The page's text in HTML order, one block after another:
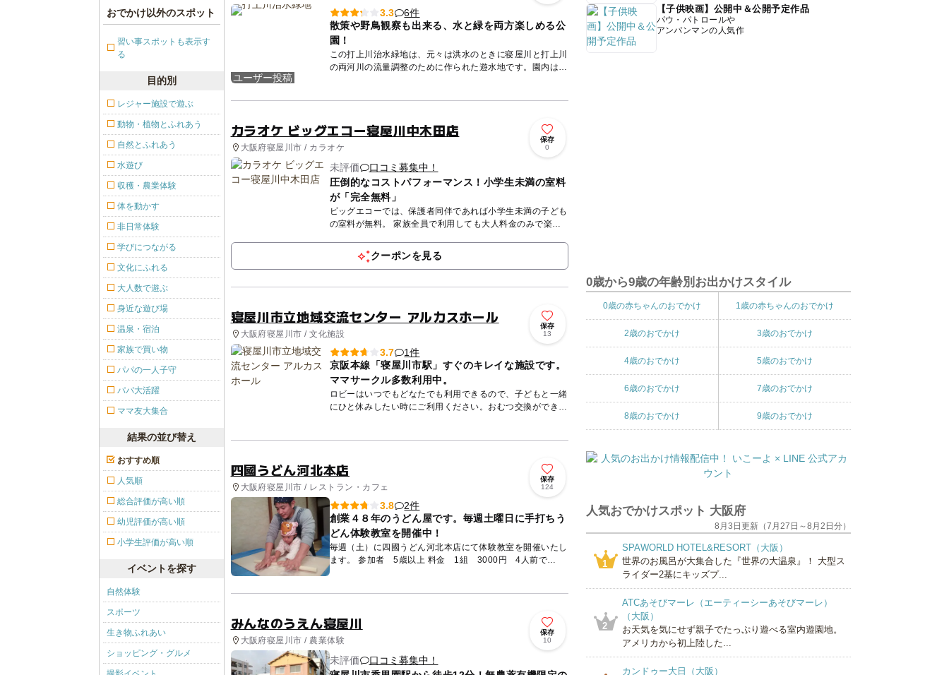
ユーザー投稿
3.3
6件
散策や野鳥観察も出来る、水と緑を両方楽しめる公
園！
この打上川治水緑地は、元々は洪水のときに寝屋川と打上川
の両河川の流量調整のために作られた遊水地です。園内は水
カラオケ ビッグエコー寝屋川中木田店
大阪府寝屋川市 / カラオケ
保存
0
未評価
口コミ募集中！
圧倒的なコストパフォーマンス！小学生未満の室料
が「完全無料」
ビッグエコーでは、保護者同伴であれば小学生未満の子ども
の室料が無料。 家族全員で利用しても大人料金のみで楽し
店舗によ...
クーポンを見る
寝屋川市立地域交流センター アルカスホール
大阪府寝屋川市 / 文化施設
保存
13
3.7
1件
京阪本線「寝屋川市駅」すぐのキレイな施設です。
ママサークル多数利用中。
ロビーはいつでもどなたでも利用できるので、子どもと一緒
にひと休みしたい時にご利用ください。おむつ交換ができる
四國うどん河北本店
大阪府寝屋川市 / レストラン・カフェ
保存
124
3.8
2件
創業４８年のうどん屋です。毎週土曜日に手打ちう
どん体験教室を開催中！
毎週（土）に四國うどん河北本店にて体験教室を開催いたし
ます。 参加者 5歳以上 料金 1組 3000円 4人前で
みんなのうえん寝屋川
大阪府寝屋川市 / 農業体験
保存
10
未評価
口コミ募集中！
おでかけ以外のスポット
習い事スポットも表示す
る
目的別
レジャー施設で遊ぶ
動物・植物とふれあう
自然とふれあう
水遊び
収穫・農業体験
体を動かす
非日常体験
学びにつながる
文化にふれる
大人数で遊ぶ
身近な遊び場
温泉・宿泊
家族で買い物
パパの一人子守
パパ大活躍
ママ友大集合
結果の並び替え
おすすめ順
人気順
総合評価が高い順
幼児評価が高い順
小学生評価が高い順
イベントを探す
自然体験
スポーツ
生き物ふれあい
ショッピング・グルメ
【子供映画】公開中＆公開予定作品
パウ・パトロールや
アンパンマンの人気作
0歳から9歳の年齢別お出かけスタイル
0歳の赤ちゃんのおでかけ 1歳の赤ちゃんのおでかけ
2歳のおでかけ 3歳のおでかけ
4歳のおでかけ 5歳のおでかけ
6歳のおでかけ 7歳のおでかけ
8歳のおでかけ 9歳のおでかけ
人気おでかけスポット 大阪府
8月3日更新（7月27日～8月2日分）
1
SPAWORLD HOTEL&RESORT（大阪）
世界のお風呂が大集合した『世界の大温泉』！ 大型ス
ライダー2基にキッズプ...
2
ATCあそびマーレ（エーティーシーあそびマーレ）
（大阪）
お天気を気にせず親子でたっぷり遊べる室内遊園地。
アメリカから初上陸した...
カンドゥー大日（大阪）